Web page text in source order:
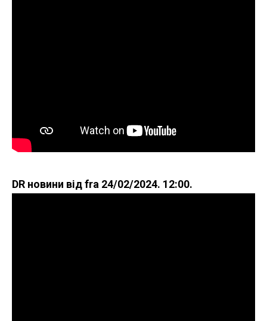
DR новини від fra 24/02/2024. 12:00.